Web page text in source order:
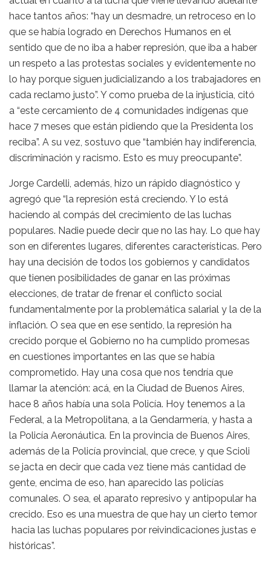
hace tantos años: “hay un desmadre, un retroceso en lo
que se había logrado en Derechos Humanos en el
sentido que de no iba a haber represión, que iba a haber
un respeto a las protestas sociales y evidentemente no
lo hay porque siguen judicializando a los trabajadores en
cada reclamo justo”. Y como prueba de la injusticia, citó
a “este cercamiento de 4 comunidades indígenas que
hace 7 meses que están pidiendo que la Presidenta los
reciba”. A su vez, sostuvo que “también hay indiferencia,
discriminación y racismo. Esto es muy preocupante”.
Jorge Cardelli, además, hizo un rápido diagnóstico y
agregó que “la represión está creciendo. Y lo está
haciendo al compás del crecimiento de las luchas
populares. Nadie puede decir que no las hay. Lo que hay
son en diferentes lugares, diferentes características. Pero
hay una decisión de todos los gobiernos y candidatos
que tienen posibilidades de ganar en las próximas
elecciones, de tratar de frenar el conflicto social
fundamentalmente por la problemática salarial y la de la
inflación. O sea que en ese sentido, la represión ha
crecido porque el Gobierno no ha cumplido promesas
en cuestiones importantes en las que se había
comprometido. Hay una cosa que nos tendría que
llamar la atención: acá, en la Ciudad de Buenos Aires,
hace 8 años había una sola Policía. Hoy tenemos a la
Federal, a la Metropolitana, a la Gendarmería, y hasta a
la Policía Aeronáutica. En la provincia de Buenos Aires,
además de la Policía provincial, que crece, y que Scioli
se jacta en decir que cada vez tiene más cantidad de
gente, encima de eso, han aparecido las policías
comunales. O sea, el aparato represivo y antipopular ha
crecido. Eso es una muestra de que hay un cierto temor
hacia las luchas populares por reivindicaciones justas e
históricas”.